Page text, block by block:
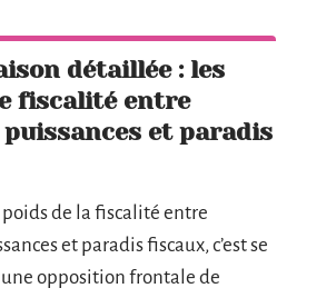
détaillée : les
fiscalité entre
et paradis
de la fiscalité entre
et paradis fiscaux, c’est se
opposition frontale de